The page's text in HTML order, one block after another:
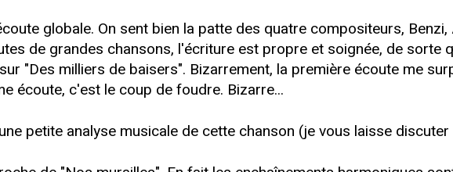
globale. On sent bien la patte des quatre compositeurs,
de grandes chansons, l'écriture est propre et soignée, de sorte
"Des milliers de baisers". Bizarrement, la première écoute me
écoute, c'est le coup de foudre. Bizarre...
petite analyse musicale de cette chanson (je vous laisse